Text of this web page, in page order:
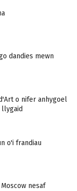
dandies mewn
o nifer anhygoel
o'i frandiau
nesaf